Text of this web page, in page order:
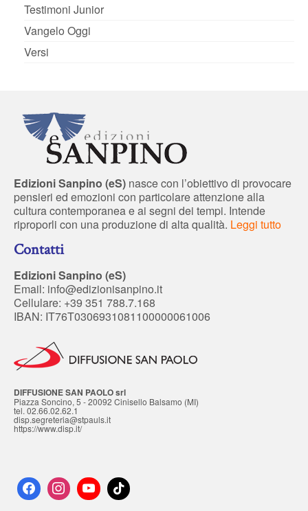
Testimoni Junior
Vangelo Oggi
Versi
Edizioni Sanpino (eS) nasce con l’obiettivo di provocare
pensieri ed emozioni con particolare attenzione alla
cultura contemporanea e ai segni dei tempi. Intende
riproporli con una produzione di alta qualità. Leggi tutto
Contatti
Edizioni Sanpino (eS)
Email: info@edizionisanpino.it
Cellulare: +39 351 788.7.168
IBAN: IT76T0306931081100000061006
DIFFUSIONE SAN PAOLO srl
Piazza Soncino, 5 - 20092 Cinisello Balsamo (MI)
tel. 02.66.02.62.1
disp.segreteria@stpauls.it
https://www.disp.it/